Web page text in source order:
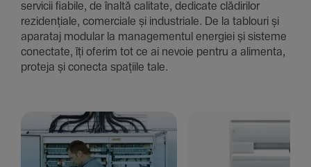
servicii fiabile, de înaltă cali­tate, dedi­cate clădi­rilor
rezi­den­țiale, comer­ciale și indus­triale. De la tablouri și
aparataj modular la managementul energiei și sisteme
conec­tate, îți oferim tot ce ai nevoie pentru a alimenta,
proteja și conecta spațiile tale.